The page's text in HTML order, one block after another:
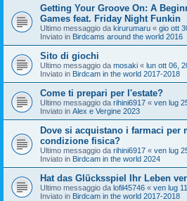
Getting Your Groove On: A
Games feat. Friday Night Funkin
Ultimo messaggio da kirurumaru « gio ott
Inviato in Birdcams around the world 2016
Sito di giochi
Ultimo messaggio da mosaki « lun ott 06,
Inviato in Birdcam in the world 2017-2018
Come ti prepari per l'estate?
Ultimo messaggio da rihini6917 « ven lug
Inviato in Alex e Vergine 2023
Dove si acquistano i farmaci per
condizione fisica?
Ultimo messaggio da rihini6917 « ven lug
Inviato in Birdcam in the world 2024
Hat das Glücksspiel Ihr Leben
Ultimo messaggio da lofil45746 « ven lug
Inviato in Birdcam in the world 2017-2018